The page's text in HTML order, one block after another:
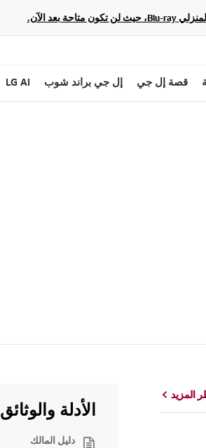
قصة إل جي إل جي براند شوب LG AI
المزيد
المزيد
الأدلة والوثائق
دليل المالك